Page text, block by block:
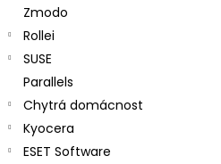
Zmodo
Rollei
SUSE
Parallels
Chytrá domácnost
Kyocera
ESET Software